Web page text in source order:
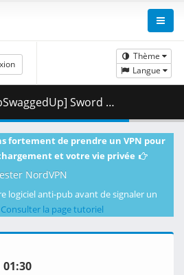
Thème
Langue
of Underworld - 20 (BD 1280x720).mp4.002 ( 250.65 MB )
fortement de prendre un VPN pour
et votre vie privée
NordVPN
logiciel anti-pub avant de signaler un
Consulter la page tutoriel